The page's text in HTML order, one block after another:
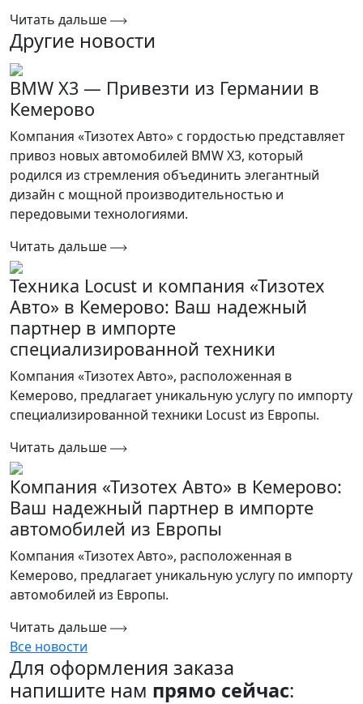
Читать дальше
Другие новости
BMW X3 — Привезти из Германии в
Кемерово
Компания «Тизотех Авто» с гордостью представляет
привоз новых автомобилей BMW X3, который
родился из стремления объединить элегантный
дизайн с мощной производительностью и
передовыми технологиями.
Читать дальше
Техника Locust и компания «Тизотех
Авто» в Кемерово: Ваш надежный
партнер в импорте
специализированной техники
Компания «Тизотех Авто», расположенная в
Кемерово, предлагает уникальную услугу по импорту
специализированной техники Locust из Европы.
Читать дальше
Компания «Тизотех Авто» в Кемерово:
Ваш надежный партнер в импорте
автомобилей из Европы
Компания «Тизотех Авто», расположенная в
Кемерово, предлагает уникальную услугу по импорту
автомобилей из Европы.
Читать дальше
Все новости
Для оформления заказа
напишите нам прямо сейчас: